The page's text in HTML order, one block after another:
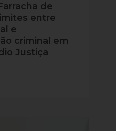
de
entre
e
criminal em
Justiça